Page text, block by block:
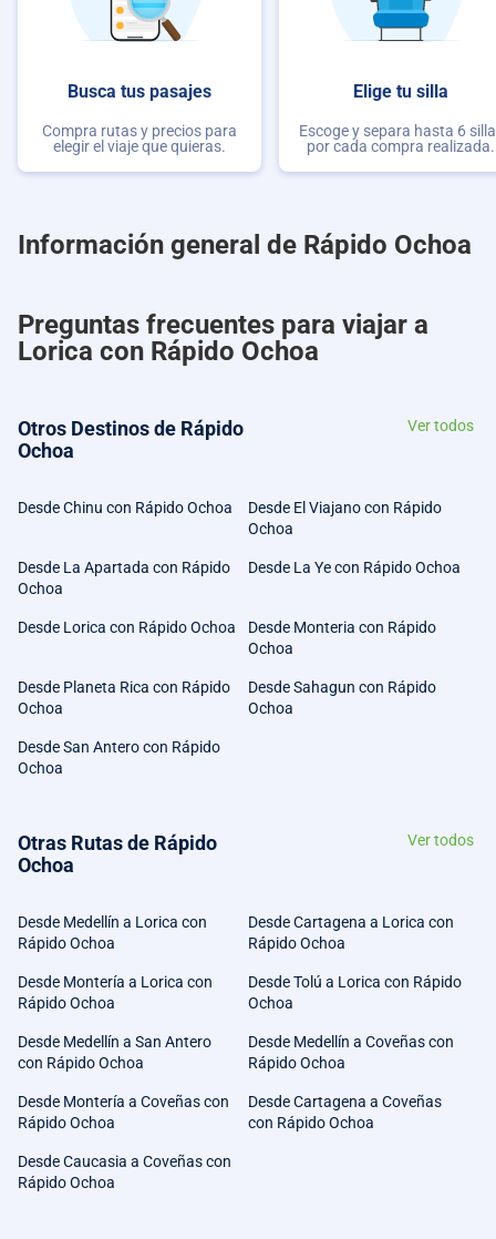
Busca tus pasajes
Compra rutas y precios para
elegir el viaje que quieras.
Elige tu silla
Escoge y separa hasta 6
por cada compra realizada.
Información general de Rápido Ochoa
Preguntas frecuentes para viajar a
Lorica con Rápido Ochoa
Otros Destinos de Rápido
Ochoa
Ver todos
Desde Chinu con Rápido Ochoa
Desde El Viajano con Rápido
Ochoa
Desde La Apartada con Rápido
Ochoa
Desde La Ye con Rápido Ochoa
Desde Lorica con Rápido Ochoa
Desde Monteria con Rápido
Ochoa
Desde Planeta Rica con Rápido
Ochoa
Desde Sahagun con Rápido
Ochoa
Desde San Antero con Rápido
Ochoa
Otras Rutas de Rápido
Ochoa
Ver todos
Desde Medellín a Lorica con
Rápido Ochoa
Desde Cartagena a Lorica con
Rápido Ochoa
Desde Montería a Lorica con
Rápido Ochoa
Desde Tolú a Lorica con Rápido
Ochoa
Desde Medellín a San Antero
con Rápido Ochoa
Desde Medellín a Coveñas con
Rápido Ochoa
Desde Montería a Coveñas con
Rápido Ochoa
Desde Cartagena a Coveñas
con Rápido Ochoa
Desde Caucasia a Coveñas con
Rápido Ochoa